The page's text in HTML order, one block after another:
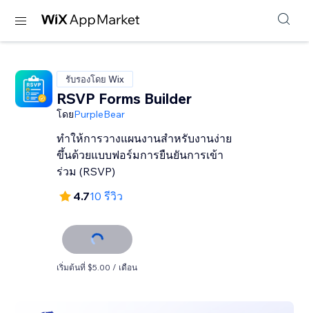
รับรองโดย Wix
RSVP Forms Builder
โดยPurpleBear
ทำให้การวางแผนงานสำหรับงานง่าย
ขึ้นด้วยแบบฟอร์มการยืนยันการเข้า
ร่วม (RSVP)
4.710 รีวิว
เริ่มต้นที่ $5.00 / เดือน